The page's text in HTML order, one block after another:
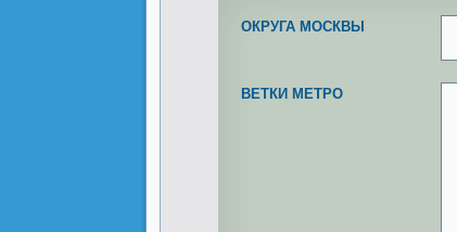
ОКРУГА МОСКВЫ
ВЕТКИ МЕТРО